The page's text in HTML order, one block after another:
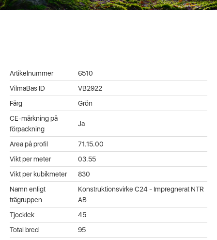
Artikelnummer
6510
VilmaBas ID
VB2922
Färg
Grön
CE-märkning på
förpackning
Ja
Area på profil
71.15.00
Vikt per meter
03.55
Vikt per kubikmeter
830
Namn enligt
trägruppen
Konstruktionsvirke C24 - Impregnerat NTR
AB
Tjocklek
45
Total bred
95